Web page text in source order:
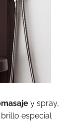
y spray,
especial